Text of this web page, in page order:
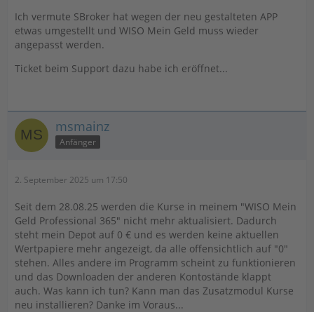
Ich vermute SBroker hat wegen der neu gestalteten APP
etwas umgestellt und WISO Mein Geld muss wieder
angepasst werden.
Ticket beim Support dazu habe ich eröffnet...
msmainz
Anfänger
2. September 2025 um 17:50
Seit dem 28.08.25 werden die Kurse in meinem "WISO Mein
Geld Professional 365" nicht mehr aktualisiert. Dadurch
steht mein Depot auf 0 € und es werden keine aktuellen
Wertpapiere mehr angezeigt, da alle offensichtlich auf "0"
stehen. Alles andere im Programm scheint zu funktionieren
und das Downloaden der anderen Kontostände klappt
auch. Was kann ich tun? Kann man das Zusatzmodul Kurse
neu installieren? Danke im Voraus...